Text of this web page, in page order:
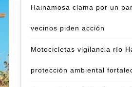
Hainamosa clama por un
vecinos piden acción
Motocicletas vigilancia río
protección ambiental